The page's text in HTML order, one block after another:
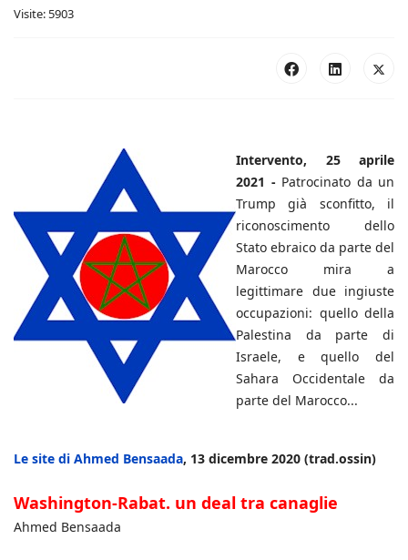
Visite: 5903
Intervento, 25 aprile
2021 - Patrocinato da un
Trump già sconfitto, il
riconoscimento dello
Stato ebraico da parte del
Marocco mira a
legittimare due ingiuste
occupazioni: quello della
Palestina da parte di
Israele, e quello del
Sahara Occidentale da
parte del Marocco...
Le site di Ahmed Bensaada, 13 dicembre 2020 (trad.ossin)
Washington-Rabat. un deal tra canaglie
Ahmed Bensaada